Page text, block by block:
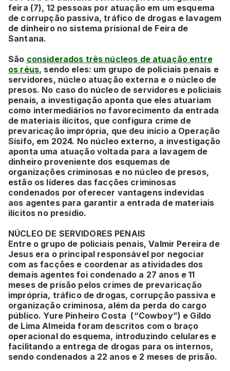
feira (7), 12 pessoas por atuação em um esquema
de corrupção passiva, tráfico de drogas e lavagem
de dinheiro no sistema prisional de Feira de
Santana.
São considerados três núcleos de atuação entre
os réus, sendo eles: um grupo de policiais penais e
servidores, núcleo atuação externa e o núcleo de
presos. No caso do núcleo de servidores e policiais
penais, a investigação aponta que eles atuariam
como intermediários no favorecimento da entrada
de materiais ilícitos, que configura crime de
prevaricação imprópria, que deu início a Operação
Sísifo, em 2024. No núcleo externo, a investigação
aponta uma atuação voltada para a lavagem de
dinheiro proveniente dos esquemas de
organizações criminosas e no núcleo de presos,
estão os líderes das facções criminosas
condenados por oferecer vantagens indevidas
aos agentes para garantir a entrada de materiais
ilícitos no presídio.
NÚCLEO DE SERVIDORES PENAIS
Entre o grupo de policiais penais, Valmir Pereira de
Jesus era o principal responsável por negociar
com as facções e coordenar as atividades dos
demais agentes foi condenado a 27 anos e 11
meses de prisão pelos crimes de prevaricação
imprópria, tráfico de drogas, corrupção passiva e
organização criminosa, além da perda do cargo
público. Yure Pinheiro Costa (“Cowboy”) e Gildo
de Lima Almeida foram descritos com o braço
operacional do esquema, introduzindo celulares e
facilitando a entrega de drogas para os internos,
sendo condenados a 22 anos e 2 meses de prisão.